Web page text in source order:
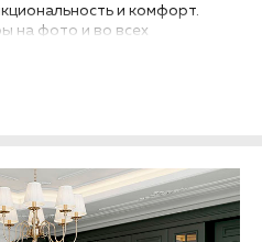
и комфорт.
на фото и во всех